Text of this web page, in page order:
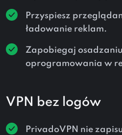
Przyspiesz
ładowanie reklam.
Zapobiegaj
oprogramowania w
VPN bez logów
PrivadoVPN nie